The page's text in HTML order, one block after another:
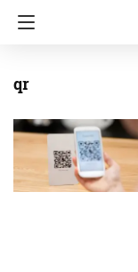
qr